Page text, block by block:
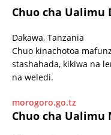
Chuo cha Ualimu
Dakawa, Tanzania
Chuo kinachotoa
stashahada, kikiwa na
na weledi.
morogoro.go.tz
Chuo cha Ualimu